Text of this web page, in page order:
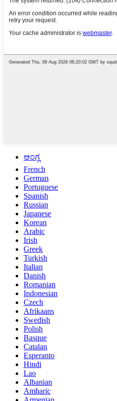
ಆಂಗ್ಲ
French
German
Portuguese
Spanish
Russian
Japanese
Korean
Arabic
Irish
Greek
Turkish
Italian
Danish
Romanian
Indonesian
Czech
Afrikaans
Swedish
Polish
Basque
Catalan
Esperanto
Hindi
Lao
Albanian
Amharic